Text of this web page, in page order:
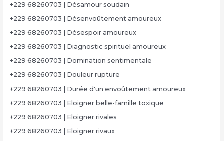
+229 68260703 | Désamour soudain
+229 68260703 | Désenvoûtement amoureux
+229 68260703 | Désespoir amoureux
+229 68260703 | Diagnostic spirituel amoureux
+229 68260703 | Domination sentimentale
+229 68260703 | Douleur rupture
+229 68260703 | Durée d'un envoûtement amoureux
+229 68260703 | Eloigner belle-famille toxique
+229 68260703 | Eloigner rivales
+229 68260703 | Eloigner rivaux